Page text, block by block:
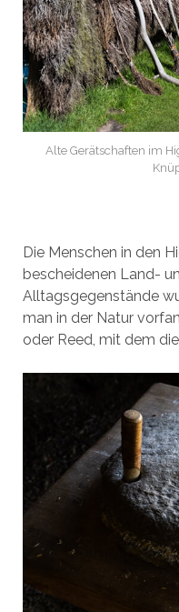
Alte Gerätschaften im
Die Menschen in den
bescheidenen Land-
Alltagsgegenstände
man in der Natur
oder Reed, mit dem